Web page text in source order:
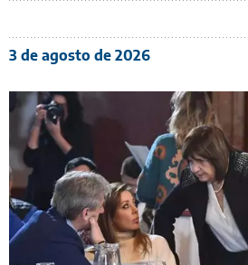
3 de agosto de 2026